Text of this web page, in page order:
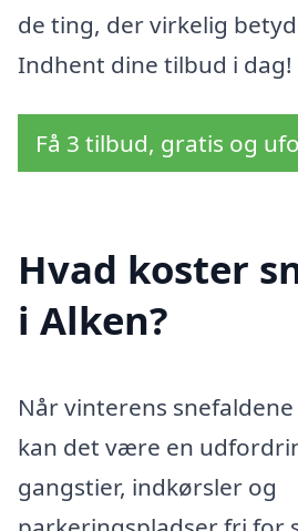
de ting, der virkelig
Indhent dine tilbud i dag!
Få 3 tilbud, gratis og
Hvad koster
i Alken?
Når vinterens
kan det være en
gangstier, indkørsler og